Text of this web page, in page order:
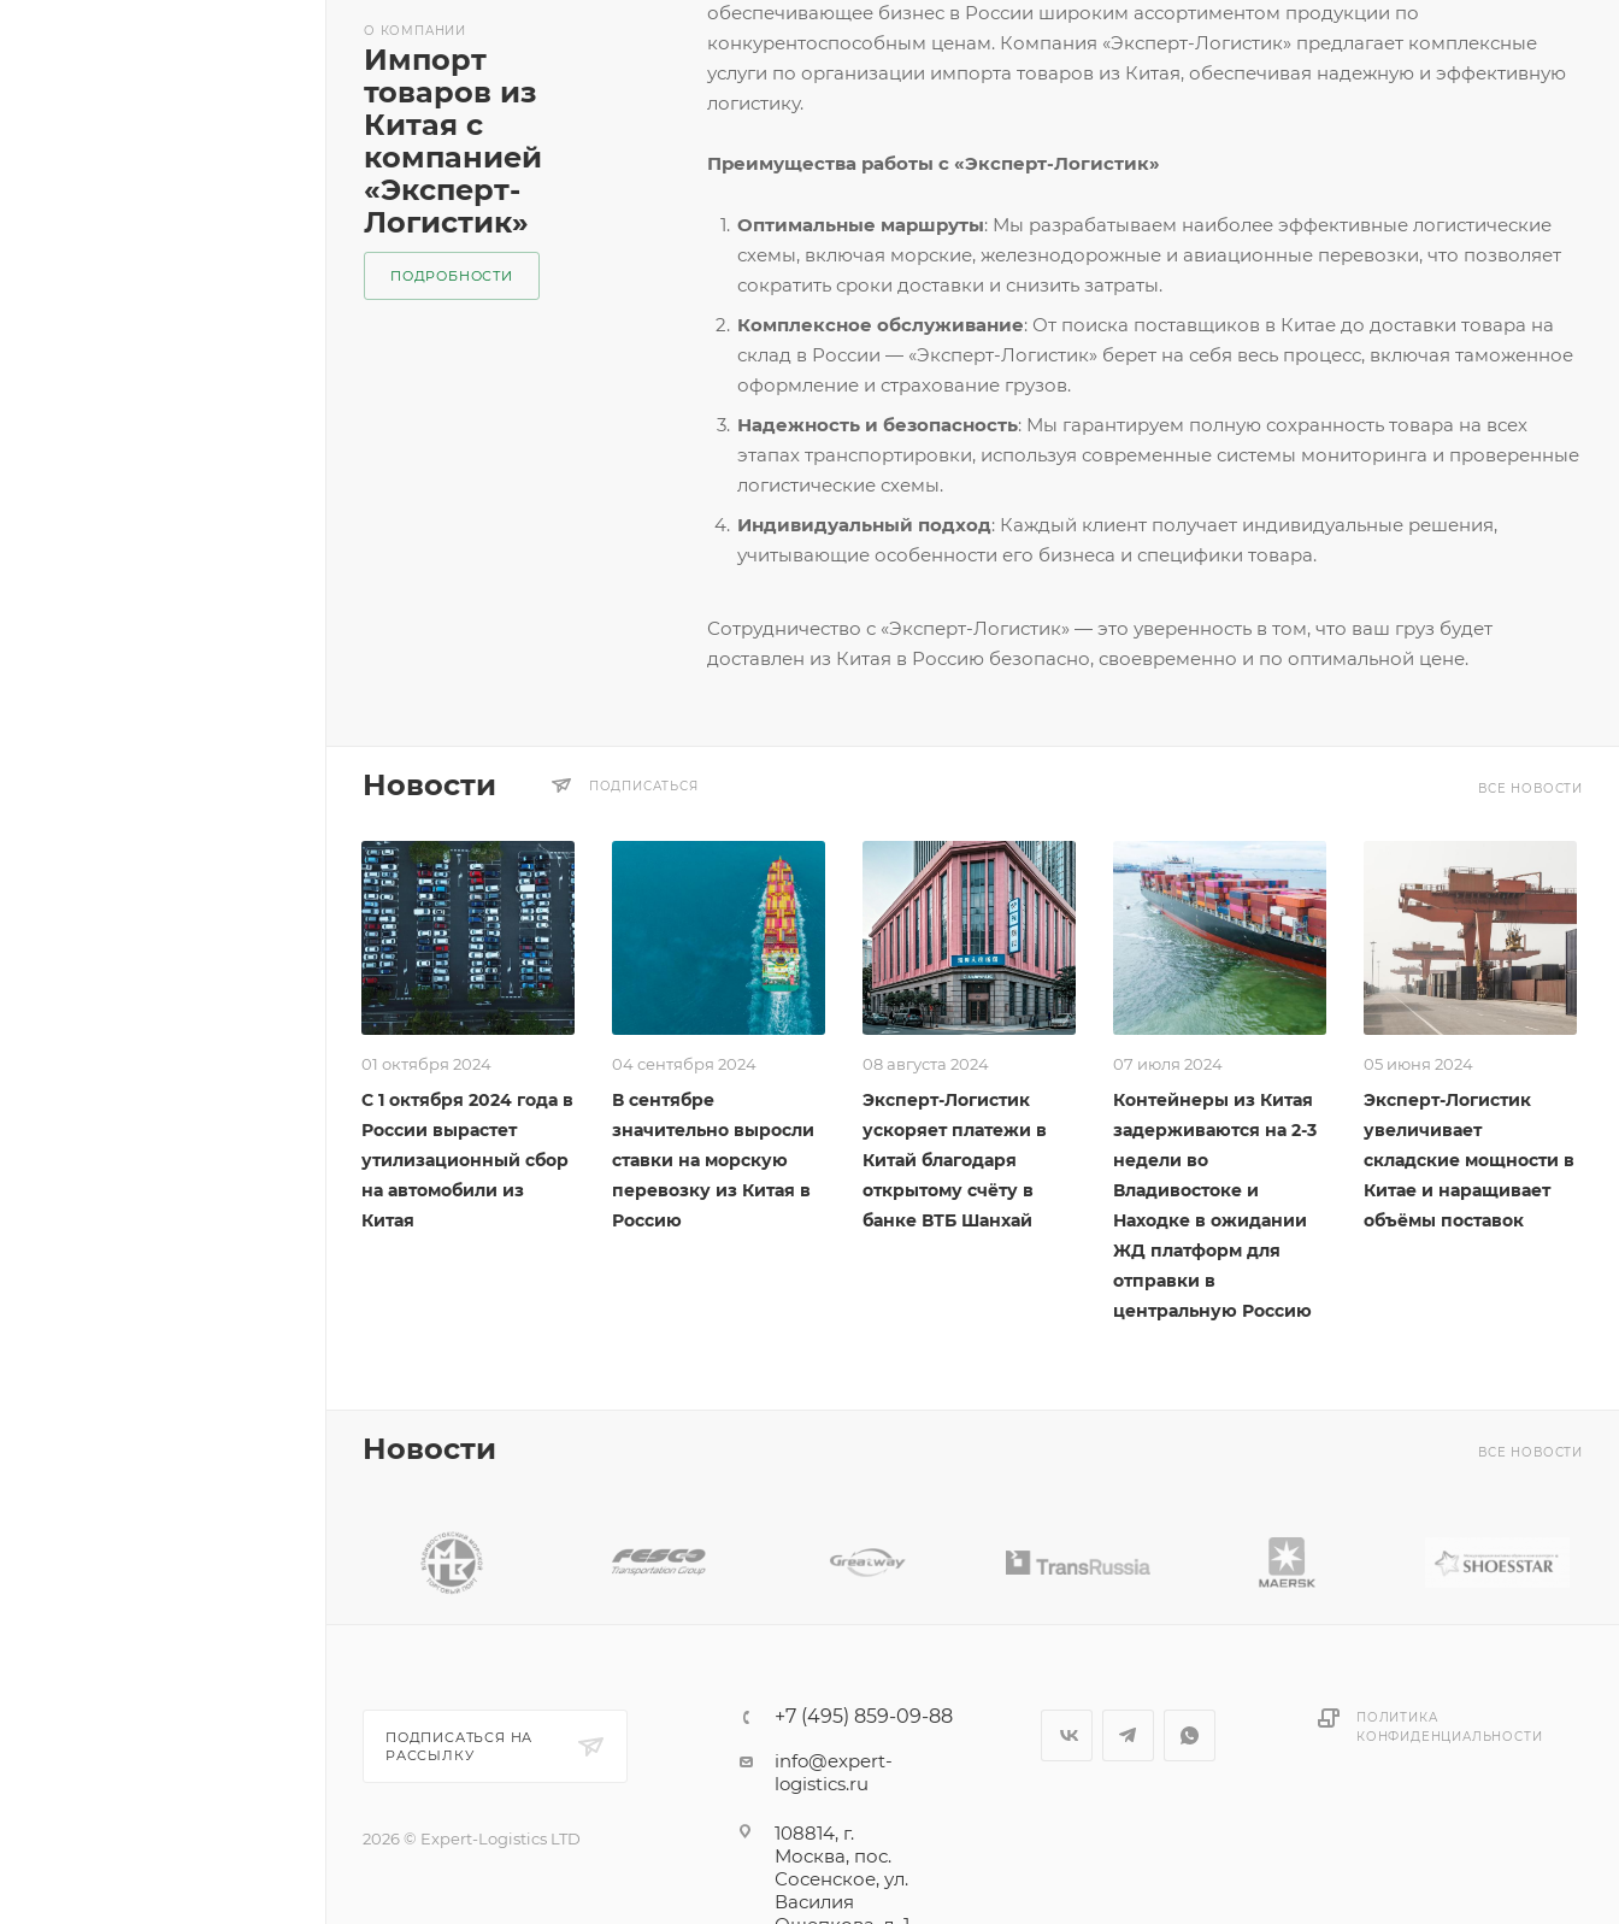
обеспечивающее бизнес в России широким ассортиментом продукции по
конкурентоспособным ценам. Компания «Эксперт-Логистик» предлагает комплексные
услуги по организации импорта товаров из Китая, обеспечивая надежную и эффективную
логистику.
Преимущества работы с «Эксперт-Логистик»
Оптимальные маршруты: Мы разрабатываем наиболее эффективные логистические
схемы, включая морские, железнодорожные и авиационные перевозки, что позволяет
сократить сроки доставки и снизить затраты.
Комплексное обслуживание: От поиска поставщиков в Китае до доставки товара на
склад в России — «Эксперт-Логистик» берет на себя весь процесс, включая таможенное
оформление и страхование грузов.
Надежность и безопасность: Мы гарантируем полную сохранность товара на всех
этапах транспортировки, используя современные системы мониторинга и проверенные
логистические схемы.
Индивидуальный подход: Каждый клиент получает индивидуальные решения,
учитывающие особенности его бизнеса и специфики товара.
Сотрудничество с «Эксперт-Логистик» — это уверенность в том, что ваш груз будет
доставлен из Китая в Россию безопасно, своевременно и по оптимальной цене.
О КОМПАНИИ
Импорт
товаров из
Китая с
компанией
«Эксперт-
Логистик»
ПОДРОБНОСТИ
Новости ПОДПИСАТЬСЯ ВСЕ НОВОСТИ
01 октября 2024
С 1 октября 2024 года в
России вырастет
утилизационный сбор
на автомобили из
Китая
04 сентября 2024
В сентябре
значительно выросли
ставки на морскую
перевозку из Китая в
Россию
08 августа 2024
Эксперт-Логистик
ускоряет платежи в
Китай благодаря
открытому счёту в
банке ВТБ Шанхай
07 июля 2024
Контейнеры из Китая
задерживаются на 2-3
недели во
Владивостоке и
Находке в ожидании
ЖД платформ для
отправки в
центральную Россию
05 июня 2024
Эксперт-Логистик
увеличивает
складские мощности в
Китае и наращивает
объёмы поставок
Новости ВСЕ НОВОСТИ
ПОДПИСАТЬСЯ НА
РАССЫЛКУ
2026 © Expert-Logistics LTD
+7 (495) 859-09-88
info@expert-
logistics.ru
108814, г.
Москва, пос.
Сосенское, ул.
Василия
ПОЛИТИКА
КОНФИДЕНЦИАЛЬНОСТИ